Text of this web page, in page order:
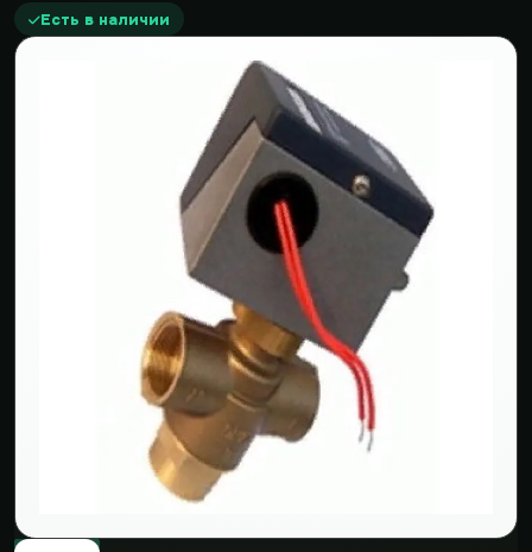
Есть в наличии